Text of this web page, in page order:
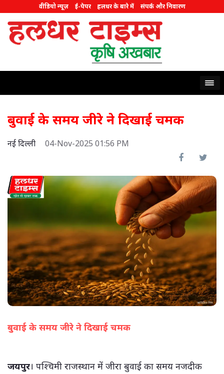
वीडियो न्यूज़ ई-पेपर हलधर के बारे में संपर्क और निवारण
बुवाई के समय जीरे ने दिखाई चमक
नई दिल्ली 04-Nov-2025 01:56 PM
बुवाई के समय जीरे ने दिखाई चमक
जयपुर। पश्चिमी राजस्थान में जीरा बुवाई का समय नजदीक